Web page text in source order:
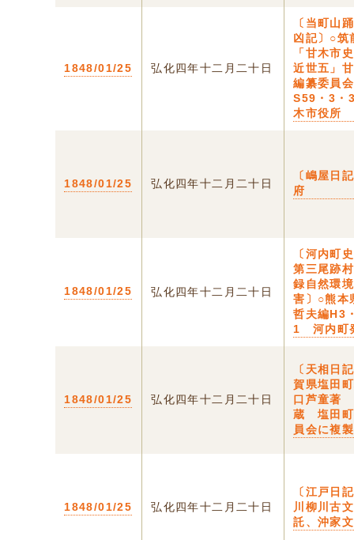
1848/01/25 弘化四年十二月二十日
〔当町山
凶記〕○筑
「甘木
近世五」
編纂委員
S59・3
木市役所
1848/01/25 弘化四年十二月二十日
〔嶋屋日
府
1848/01/25 弘化四年十二月二十日
〔河内町
第三尾跡
録自然環
害〕○熊本
哲夫編H3
1 河内町
1848/01/25 弘化四年十二月二十日
〔天相日
賀県塩田
口芦童著
蔵 塩田町
員会に複製
1848/01/25 弘化四年十二月二十日
〔江戸日
川柳川古
託、沖家